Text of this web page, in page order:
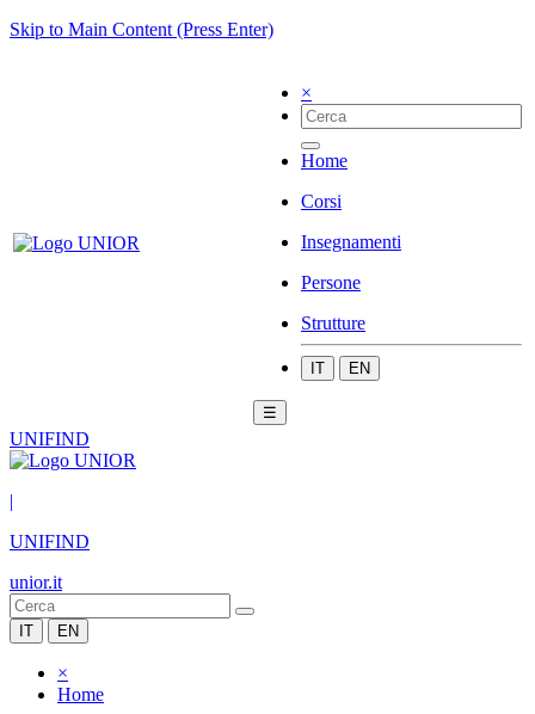
Skip to Main Content (Press Enter)
×
Home
Corsi
Insegnamenti
Persone
Strutture
IT EN
☰
UNIFIND
|
UNIFIND
unior.it
IT EN
×
Home